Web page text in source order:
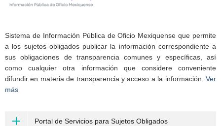
Sistema de Información Pública de Oficio Mexiquense que permite
a los sujetos obligados publicar la información correspondiente a
sus obligaciones de transparencia comunes y específicas, así
como cualquier otra información que considere conveniente
difundir en materia de transparencia y acceso a la información. Ver
más
Portal de Servicios para Sujetos Obligados